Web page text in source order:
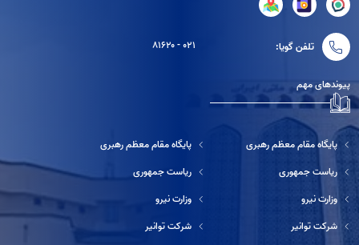
تلفن گویا: ۰۲۱ - ۸۱۶۲۰
پیوندهای مهم
پایگاه مقام معظم رهبری
ریاست جمهوری
وزارت نیرو
شرکت توانیر
پایگاه مقام معظم رهبری
ریاست جمهوری
وزارت نیرو
شرکت توانیر